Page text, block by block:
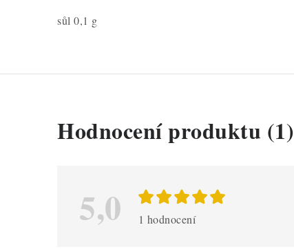
sůl 0,1 g
Hodnocení produktu (1)
5,0 1 hodnocení
V